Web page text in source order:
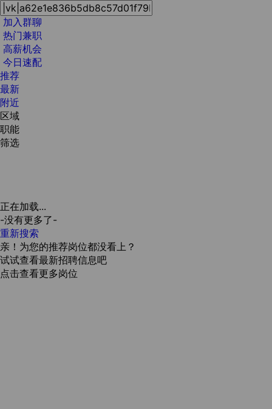
加入群聊
热门兼职
高薪机会
今日速配
推荐
最新
附近
区域
职能
筛选
正在加载...
-没有更多了-
重新搜索
亲！为您的推荐岗位都没看上？
试试查看最新招聘信息吧
点击查看更多岗位